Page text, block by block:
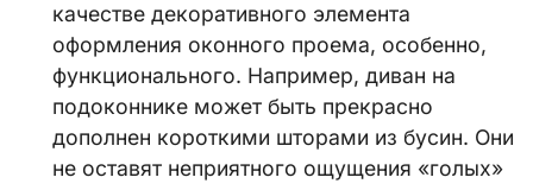
качестве декоративного элемента
оформления оконного проема, особенно,
функционального. Например, диван на
подоконнике может быть прекрасно
дополнен короткими шторами из бусин. Они
не оставят неприятного ощущения «голых»